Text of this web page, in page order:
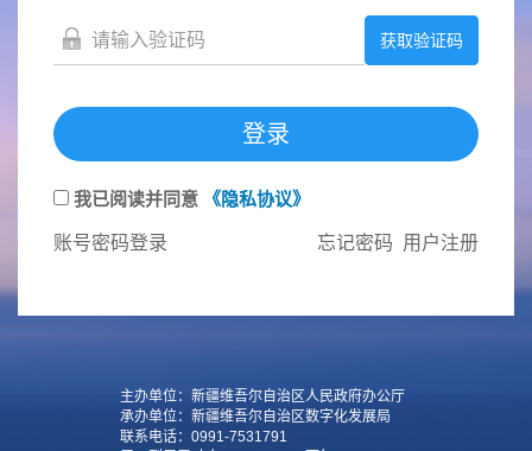
获取验证码
登录
我已阅读并同意 《隐私协议》
账号密码登录 用户注册
忘记密码
主办单位：新疆维吾尔自治区人民政府办公厅
承办单位：新疆维吾尔自治区数字化发展局
联系电话：0991-7531791